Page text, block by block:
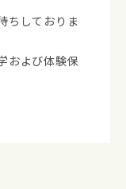
ちしておりま
および体験保